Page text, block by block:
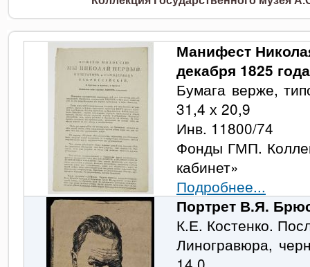
Манифест
декабря 1825 года
Бумага верже,
31,4 х 20,9
Инв. 11800/74
Фонды ГМП.
кабинет»
Подробнее...
Портрет В.Я.
К.Е. Костенко.
Линогравюра,